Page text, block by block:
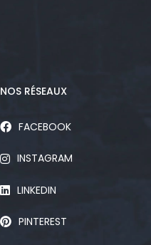
NOS RÉSEAUX
FACEBOOK
INSTAGRAM
LINKEDIN
PINTEREST